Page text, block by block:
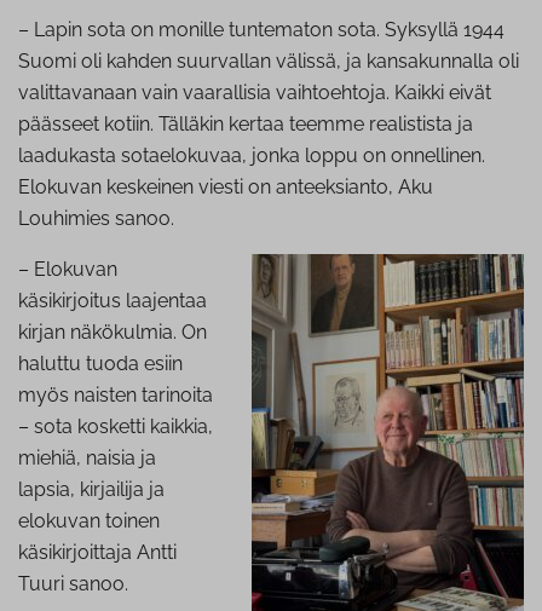
– Lapin sota on monille tuntematon sota. Syksyllä 1944
Suomi oli kahden suurvallan välissä, ja kansakunnalla oli
valittavanaan vain vaarallisia vaihtoehtoja. Kaikki eivät
päässeet kotiin. Tälläkin kertaa teemme realistista ja
laadukasta sotaelokuvaa, jonka loppu on onnellinen.
Elokuvan keskeinen viesti on anteeksianto, Aku
Louhimies sanoo.
– Elokuvan
käsikirjoitus laajentaa
kirjan näkökulmia. On
haluttu tuoda esiin
myös naisten tarinoita
– sota kosketti kaikkia,
miehiä, naisia ja
lapsia, kirjailija ja
elokuvan toinen
käsikirjoittaja Antti
Tuuri sanoo.